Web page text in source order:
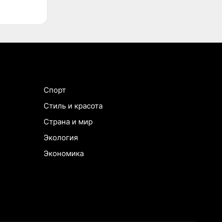
Спорт
Стиль и красота
Страна и мир
Экология
Экономика